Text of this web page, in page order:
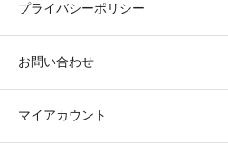
プライバシーポリシー
お問い合わせ
マイアカウント